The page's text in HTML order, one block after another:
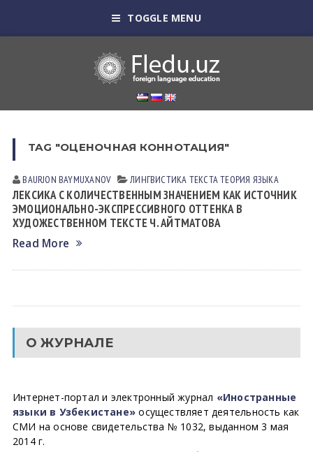
TOGGLE MENU
TAG "ОЦЕНОЧНАЯ КОННОТАЦИЯ"
BAURJON BAYMUXANOV ЛИНГВИСТИКА ТЕКСТАТЕОРИЯ ЯЗЫКА
ЛЕКСИКА С КОЛИЧЕСТВЕННЫМ ЗНАЧЕНИЕМ КАК ИСТОЧНИК
ЭМОЦИОНАЛЬНО-ЭКСПРЕССИВНОГО ОТТЕНКА В
ХУДОЖЕСТВЕННОМ ТЕКСТЕ Ч. АЙТМАТОВА
Read More
О ЖУРНАЛЕ
Интернет-портал и электронный журнал «Иностранные
языки в Узбекистане» осуществляет деятельность как
СМИ на основе свидетельства № 1032, выданном 3 мая
2014 г.